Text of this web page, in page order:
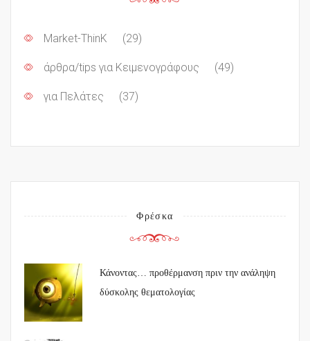
Market-ThinK (29)
άρθρα/tips για Κειμενογράφους (49)
για Πελάτες (37)
Φρέσκα
Κάνοντας… προθέρμανση πριν την ανάληψη
δύσκολης θεματολογίας